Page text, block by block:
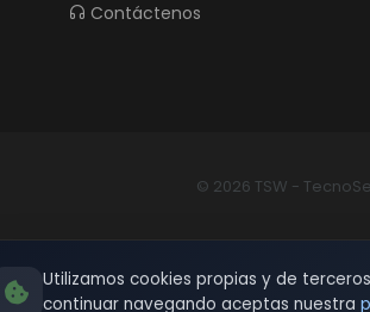
Contáctenos
© 2026 TSW -
Utilizamos cookies propias y de
continuar navegando aceptas nuestra